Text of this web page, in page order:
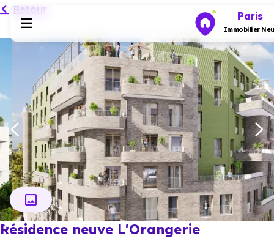
Paris
Immobilier
Programmes neufs
Habiter
Investir
Actualités
Ressources
Retour
Résidence neuve L'Orangerie